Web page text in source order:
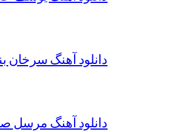
دانلود آهنگ سرخان
دانلود آهنگ مرسل